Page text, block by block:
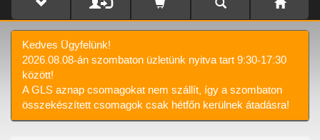
Kedves Ügyfelünk!
2026.08.08-án szombaton üzletünk nyitva tart 9:30-17:30
között!
A GLS aznap csomagokat nem szállít, így a szombaton
összekészített csomagok csak hétfőn kerülnek átadásra!